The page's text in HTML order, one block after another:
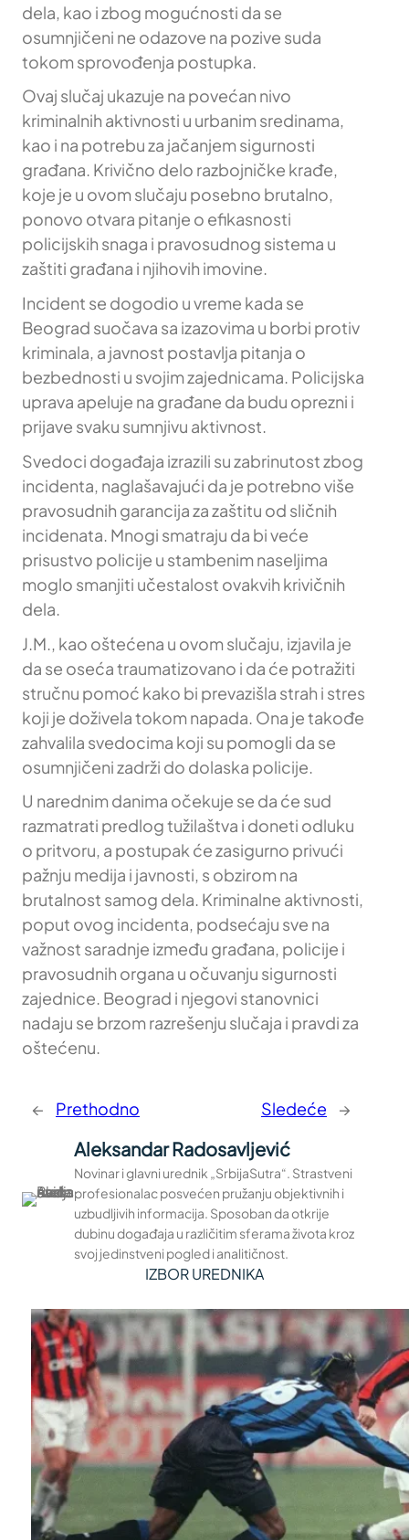
dela, kao i zbog mogućnosti da se
osumnjičeni ne odazove na pozive suda
tokom sprovođenja postupka.
Ovaj slučaj ukazuje na povećan nivo
kriminalnih aktivnosti u urbanim sredinama,
kao i na potrebu za jačanjem sigurnosti
građana. Krivično delo razbojničke krađe,
koje je u ovom slučaju posebno brutalno,
ponovo otvara pitanje o efikasnosti
policijskih snaga i pravosudnog sistema u
zaštiti građana i njihovih imovine.
Incident se dogodio u vreme kada se
Beograd suočava sa izazovima u borbi protiv
kriminala, a javnost postavlja pitanja o
bezbednosti u svojim zajednicama. Policijska
uprava apeluje na građane da budu oprezni i
prijave svaku sumnjivu aktivnost.
Svedoci događaja izrazili su zabrinutost zbog
incidenta, naglašavajući da je potrebno više
pravosudnih garancija za zaštitu od sličnih
incidenata. Mnogi smatraju da bi veće
prisustvo policije u stambenim naseljima
moglo smanjiti učestalost ovakvih krivičnih
dela.
J.M., kao oštećena u ovom slučaju, izjavila je
da se oseća traumatizovano i da će potražiti
stručnu pomoć kako bi prevazišla strah i stres
koji je doživela tokom napada. Ona je takođe
zahvalila svedocima koji su pomogli da se
osumnjičeni zadrži do dolaska policije.
U narednim danima očekuje se da će sud
razmatrati predlog tužilaštva i doneti odluku
o pritvoru, a postupak će zasigurno privući
pažnju medija i javnosti, s obzirom na
brutalnost samog dela. Kriminalne aktivnosti,
poput ovog incidenta, podsećaju sve na
važnost saradnje između građana, policije i
pravosudnih organa u očuvanju sigurnosti
zajednice. Beograd i njegovi stanovnici
nadaju se brzom razrešenju slučaja i pravdi za
oštećenu.
← Prethodno Sledeće →
Aleksandar Radosavljević
Novinar i glavni urednik „SrbijaSutra“. Strastveni
profesionalac posvećen pružanju objektivnih i
uzbudljivih informacija. Sposoban da otkrije
dubinu događaja u različitim sferama života kroz
svoj jedinstveni pogled i analitičnost.
IZBOR UREDNIKA